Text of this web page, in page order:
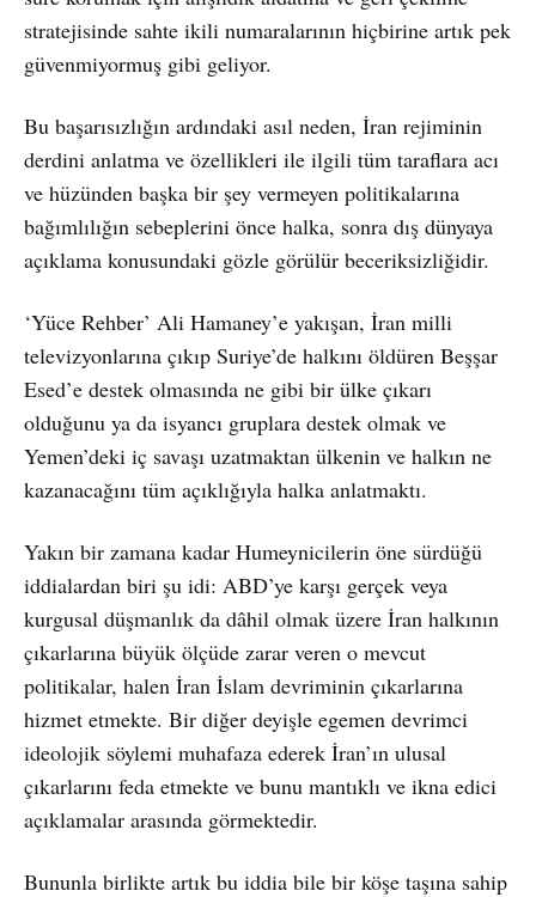
stratejisinde sahte ikili numaralarının hiçbirine artık pek
güvenmiyormuş gibi geliyor.
Bu başarısızlığın ardındaki asıl neden, İran rejiminin
derdini anlatma ve özellikleri ile ilgili tüm taraflara acı
ve hüzünden başka bir şey vermeyen politikalarına
bağımlılığın sebeplerini önce halka, sonra dış dünyaya
açıklama konusundaki gözle görülür beceriksizliğidir.
‘Yüce Rehber’ Ali Hamaney’e yakışan, İran milli
televizyonlarına çıkıp Suriye’de halkını öldüren Beşşar
Esed’e destek olmasında ne gibi bir ülke çıkarı
olduğunu ya da isyancı gruplara destek olmak ve
Yemen’deki iç savaşı uzatmaktan ülkenin ve halkın ne
kazanacağını tüm açıklığıyla halka anlatmaktı.
Yakın bir zamana kadar Humeynicilerin öne sürdüğü
iddialardan biri şu idi: ABD’ye karşı gerçek veya
kurgusal düşmanlık da dâhil olmak üzere İran halkının
çıkarlarına büyük ölçüde zarar veren o mevcut
politikalar, halen İran İslam devriminin çıkarlarına
hizmet etmekte. Bir diğer deyişle egemen devrimci
ideolojik söylemi muhafaza ederek İran’ın ulusal
çıkarlarını feda etmekte ve bunu mantıklı ve ikna edici
açıklamalar arasında görmektedir.
Bununla birlikte artık bu iddia bile bir köşe taşına sahip